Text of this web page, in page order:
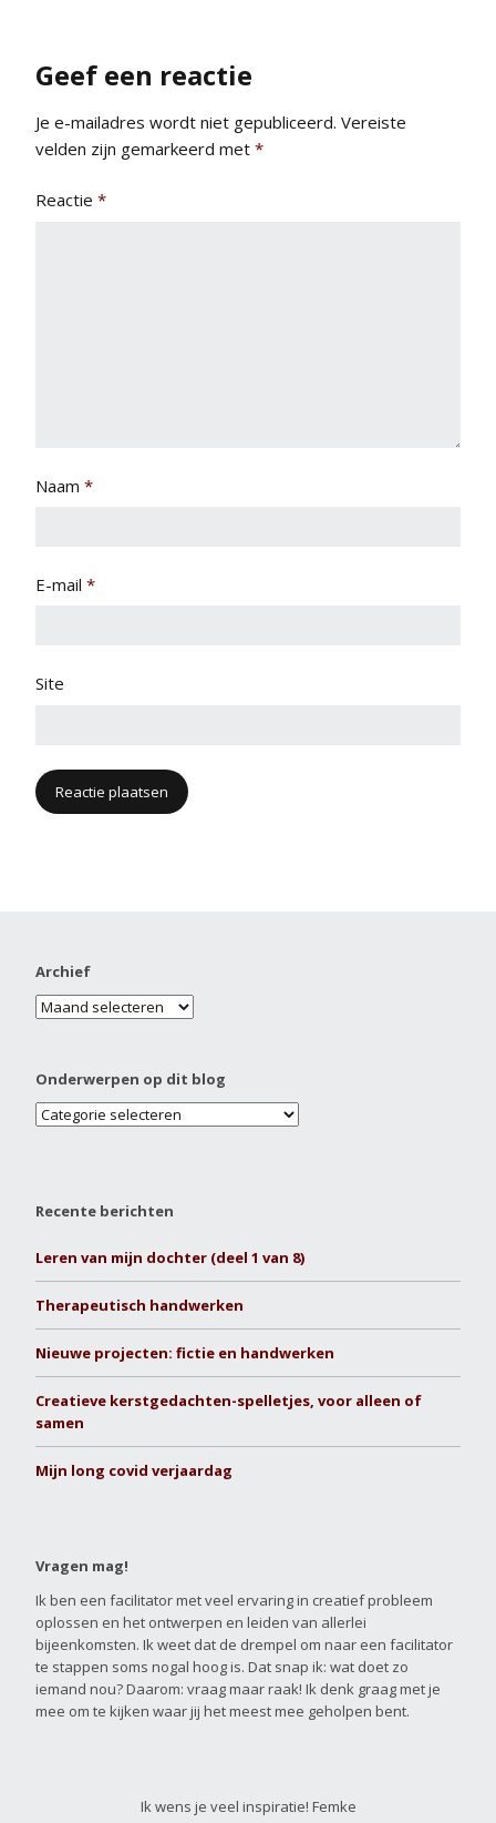
Geef een reactie
Je e-mailadres wordt niet gepubliceerd. Vereiste
velden zijn gemarkeerd met *
Reactie *
Naam *
E-mail *
Site
Archief
Onderwerpen op dit blog
Recente berichten
Leren van mijn dochter (deel 1 van 8)
Therapeutisch handwerken
Nieuwe projecten: fictie en handwerken
Creatieve kerstgedachten-spelletjes, voor alleen of
samen
Mijn long covid verjaardag
Vragen mag!
Ik ben een facilitator met veel ervaring in creatief probleem
oplossen en het ontwerpen en leiden van allerlei
bijeenkomsten. Ik weet dat de drempel om naar een facilitator
te stappen soms nogal hoog is. Dat snap ik: wat doet zo
iemand nou? Daarom: vraag maar raak! Ik denk graag met je
mee om te kijken waar jij het meest mee geholpen bent.
Ik wens je veel inspiratie! Femke